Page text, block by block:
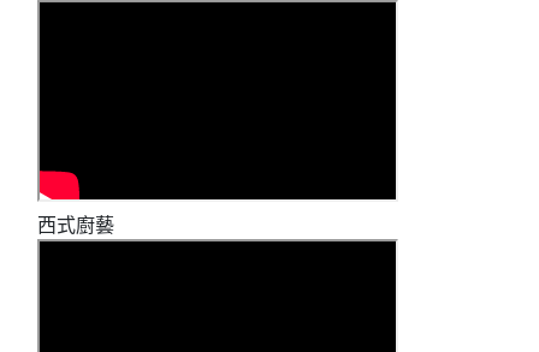
西式廚藝